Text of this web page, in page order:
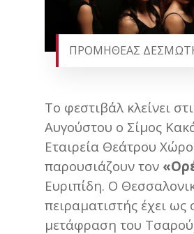
ΠΡΟΜΗΘΕΑΣ
Το φεστιβάλ κλείνει
Αυγούστου ο Σίμος
Εταιρεία Θεάτρου
παρουσιάζουν τον
Ευριπίδη. Ο
πειραματιστής έχει ως
μετάφραση του